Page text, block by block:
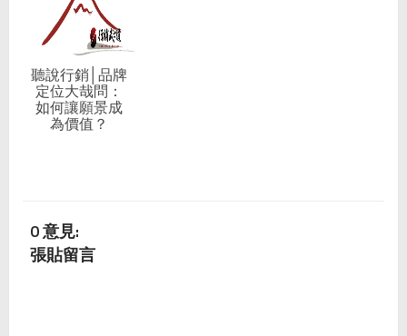
聽說行銷│品牌
定位大哉問：
如何讓願景成
為價值？
0 意見:
張貼留言